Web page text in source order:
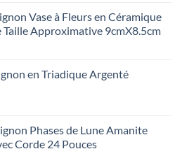
Vase à Fleurs en Céramique
Approximative 9cmX8.5cm
en Triadique Argenté
Phases de Lune Amanite
Corde 24 Pouces